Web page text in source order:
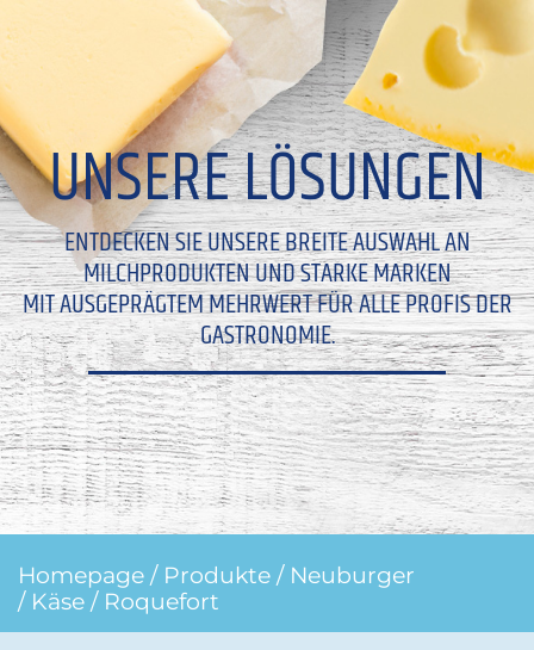
UNSERE LÖSUNGEN
ENTDECKEN SIE UNSERE BREITE AUSWAHL AN
MILCHPRODUKTEN UND STARKE MARKEN
MIT AUSGEPRÄGTEM MEHRWERT FÜR ALLE PROFIS DER
GASTRONOMIE.
Homepage / Produkte / Neuburger
/ Käse / Roquefort